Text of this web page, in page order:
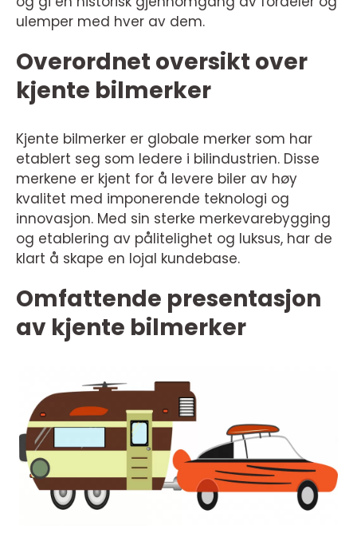
ulemper med hver av dem.
Overordnet oversikt over
kjente bilmerker
Kjente bilmerker er globale merker som har
etablert seg som ledere i bilindustrien. Disse
merkene er kjent for å levere biler av høy
kvalitet med imponerende teknologi og
innovasjon. Med sin sterke merkevarebygging
og etablering av pålitelighet og luksus, har de
klart å skape en lojal kundebase.
Omfattende presentasjon
av kjente bilmerker